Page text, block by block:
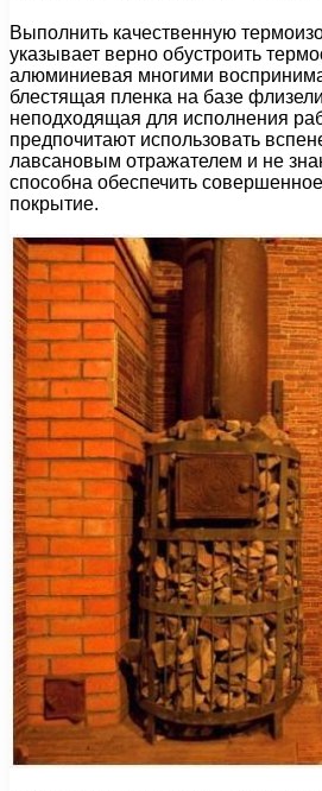
Выполнить качественную
указывает верно обустроить
алюминиевая многими
блестящая пленка на базе
неподходящая для исполнения
предпочитают использовать
лавсановым отражателем и не
способна обеспечить
покрытие.